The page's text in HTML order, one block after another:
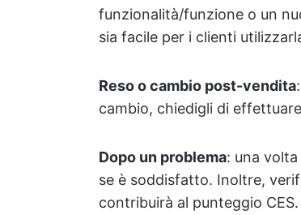
funzionalità/funzione o un
sia facile per i clienti
Reso o cambio post-vendita
cambio, chiedigli di
Dopo un problema: una
se è soddisfatto. Inoltre,
contribuirà al punteggio CES.